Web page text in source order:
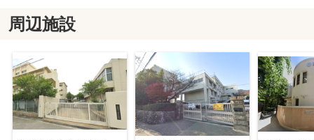
周辺施設